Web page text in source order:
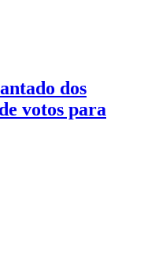
dos
votos para